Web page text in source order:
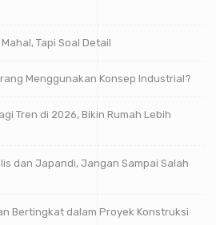
Tapi Soal Detail
Menggunakan Konsep Industrial?
Tren di 2026, Bikin Rumah Lebih
dan Japandi, Jangan Sampai Salah
Bertingkat dalam Proyek Konstruksi